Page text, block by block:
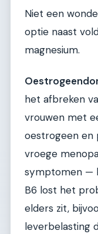
Niet een
optie naast
magnesium.
het afbreken
vrouwen met
oestrogeen en
vroege
symptomen —
B6 lost het
elders zit,
leverbelasting